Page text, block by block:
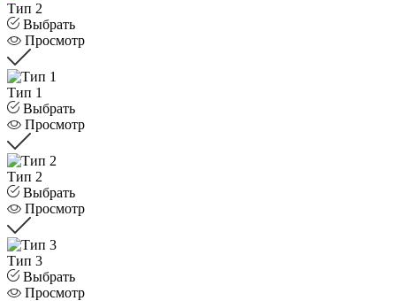
Тип 2
Выбрать
Просмотр
Тип 1
Выбрать
Просмотр
Тип 2
Выбрать
Просмотр
Тип 3
Выбрать
Просмотр